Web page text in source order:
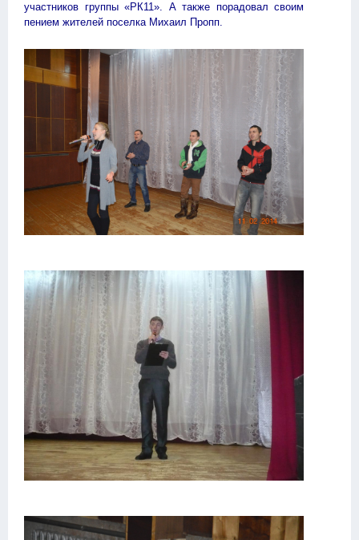
участников группы «РК11». А также порадовал своим
пением жителей поселка Михаил Пропп.